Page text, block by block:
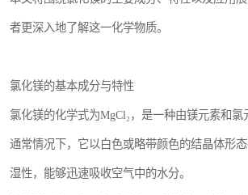
者更深入地了解这一化学物质。
氯化镁的基本成分与特性
氯化镁的化学式为MgCl₂，是一种由镁元素和氯
通常情况下，它以白色或略带颜色的结晶体形
湿性，能够迅速吸收空气中的水分。